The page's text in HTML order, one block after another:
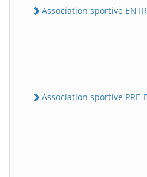
Association sportive
Association sportive PRE-